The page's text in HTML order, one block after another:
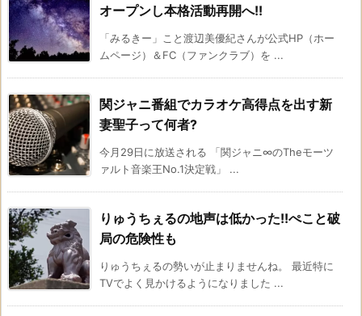
オープンし本格活動再開へ!!
「みるきー」こと渡辺美優紀さんが公式HP（ホー
ムページ）＆FC（ファンクラブ）を ...
関ジャニ番組でカラオケ高得点を出す新
妻聖子って何者?
今月29日に放送される 「関ジャニ∞のTheモーツ
ァルト音楽王No.1決定戦」 ...
りゅうちぇるの地声は低かった!!ぺこと破
局の危険性も
りゅうちぇるの勢いが止まりませんね。 最近特に
TVでよく見かけるようになりました ...